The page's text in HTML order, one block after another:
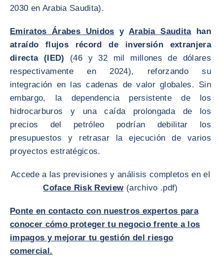
2030 en Arabia Saudita).
Emiratos Árabes Unidos y Arabia Sauditahan
atraído flujos récord de inversión extranjera
directa (IED) (46 y 32 mil millones de dólares
respectivamente en 2024), reforzando su
integración en las cadenas de valor globales. Sin
embargo, la dependencia persistente de los
hidrocarburos y una caída prolongada de los
precios del petróleo podrían debilitar los
presupuestos y retrasar la ejecución de varios
proyectos estratégicos.
Accede a las previsiones y análisis completos en el
Coface Risk Review(archivo .pdf)
Ponte en contacto con nuestros expertos para
conocer cómo proteger tu negocio frente a los
impagos y mejorar tu gestión del riesgo
comercial.